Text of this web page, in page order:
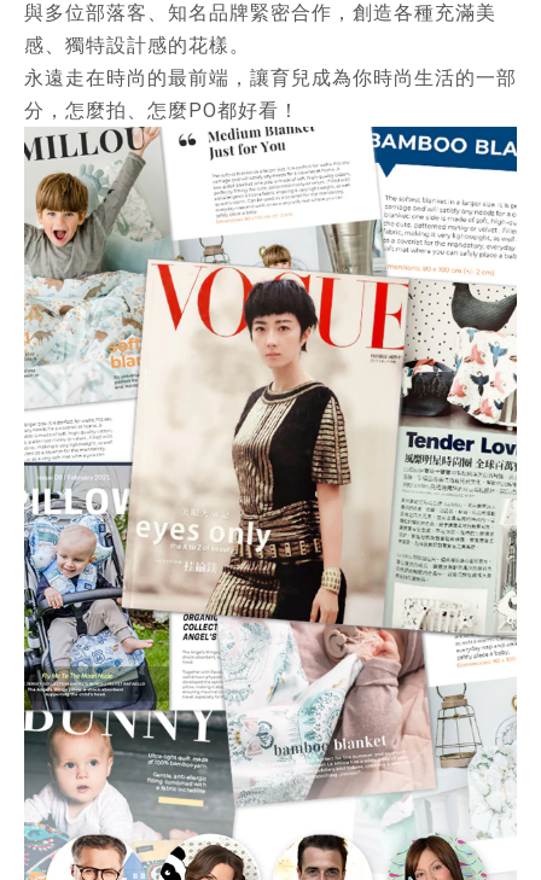
與多位部落客、知名品牌緊密合作，創造各種充滿美
感、獨特設計感的花樣。
永遠走在時尚的最前端，讓育兒成為你時尚生活的一部
分，怎麼拍、怎麼PO都好看！